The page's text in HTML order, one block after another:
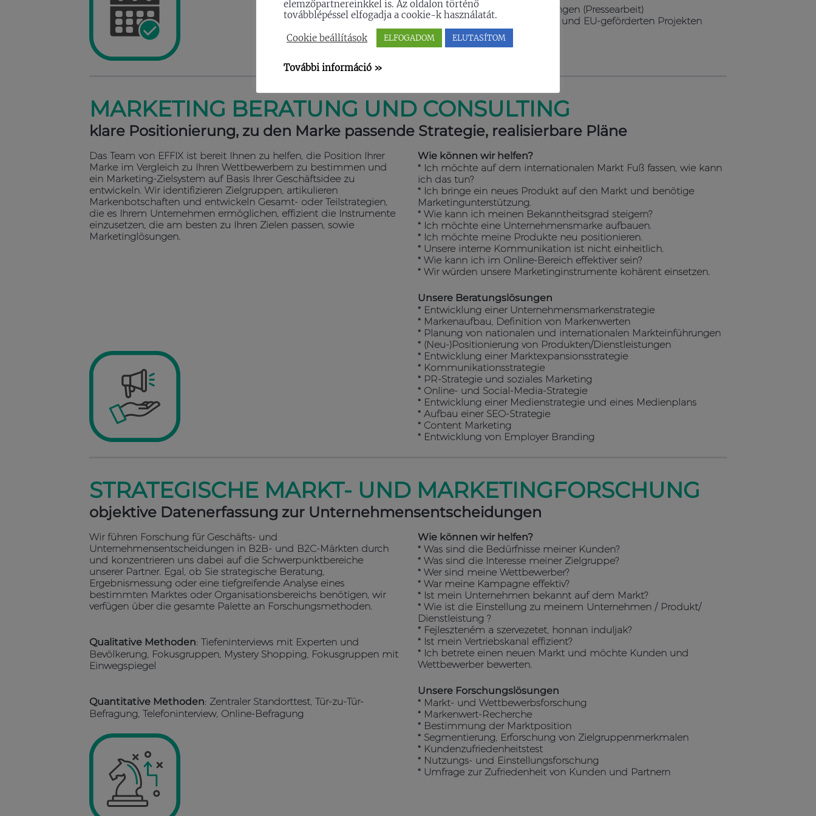
* Organisation von Veranstaltungen (Pressearbeit)
* Verbreitung von inländischen und EU-geförderten Projekten
* Werbegeschenke
* Kreative Imageträger
MARKETING BERATUNG UND CONSULTING
klare Positionierung, zu den Marke passende Strategie, realisierbare Pläne
Das Team von EFFIX ist bereit Ihnen zu helfen, die Position Ihrer
Marke im Vergleich zu Ihren Wettbewerbern zu bestimmen und
ein Marketing-Zielsystem auf Basis Ihrer Geschäftsidee zu
entwickeln. Wir identifizieren Zielgruppen, artikulieren
Markenbotschaften und entwickeln Gesamt- oder Teilstrategien,
die es Ihrem Unternehmen ermöglichen, effizient die Instrumente
einzusetzen, die am besten zu Ihren Zielen passen, sowie
Marketinglösungen.
Wie können wir helfen?
* Ich möchte auf dem internationalen Markt Fuß fassen, wie kann
ich das tun?
* Ich bringe ein neues Produkt auf den Markt und benötige
Marketingunterstützung.
* Wie kann ich meinen Bekanntheitsgrad steigern?
* Ich möchte eine Unternehmensmarke aufbauen.
* Ich möchte meine Produkte neu positionieren.
* Unsere interne Kommunikation ist nicht einheitlich.
* Wie kann ich im Online-Bereich effektiver sein?
* Wir würden unsere Marketinginstrumente kohärent einsetzen.
Unsere Beratungslösungen
* Entwicklung einer Unternehmensmarkenstrategie
* Markenaufbau, Definition von Markenwerten
* Planung von nationalen und internationalen Markteinführungen
* (Neu-)Positionierung von Produkten/Dienstleistungen
* Entwicklung einer Marktexpansionsstrategie
* Kommunikationsstrategie
* PR-Strategie und soziales Marketing
* Online- und Social-Media-Strategie
* Entwicklung einer Medienstrategie und eines Medienplans
* Aufbau einer SEO-Strategie
* Content Marketing
* Entwicklung von Employer Branding
STRATEGISCHE MARKT- UND MARKETINGFORSCHUNG
objektive Datenerfassung zur Unternehmensentscheidungen
Wir führen Forschung für Geschäfts- und
Unternehmensentscheidungen in B2B- und B2C-Märkten durch
und konzentrieren uns dabei auf die Schwerpunktbereiche
unserer Partner. Egal, ob Sie strategische Beratung,
Ergebnismessung oder eine tiefgreifende Analyse eines
bestimmten Marktes oder Organisationsbereichs benötigen, wir
verfügen über die gesamte Palette an Forschungsmethoden.
Qualitative Methoden: Tiefeninterviews mit Experten und
Bevölkerung, Fokusgruppen, Mystery Shopping, Fokusgruppen mit
Einwegspiegel
Quantitative Methoden: Zentraler Standorttest, Tür-zu-Tür-
Befragung, Telefoninterview, Online-Befragung
Wie können wir helfen?
* Was sind die Bedürfnisse meiner Kunden?
* Was sind die Interesse meiner Zielgruppe?
* Wer sind meine Wettbewerber?
* War meine Kampagne effektiv?
* Ist mein Unternehmen bekannt auf dem Markt?
* Wie ist die Einstellung zu meinem Unternehmen / Produkt/
Dienstleistung ?
* Fejleszteném a szervezetet, honnan induljak?
* Ist mein Vertriebskanal effizient?
* Ich betrete einen neuen Markt und möchte Kunden und
Wettbewerber bewerten.
Unsere Forschungslösungen
* Markt- und Wettbewerbsforschung
* Markenwert-Recherche
* Bestimmung der Marktposition
* Segmentierung, Erforschung von Zielgruppenmerkmalen
* Kundenzufriedenheitstest
* Nutzungs- und Einstellungsforschung
* Umfrage zur Zufriedenheit von Kunden und Partnern
elemzőpartnereinkkel is. Az oldalon történő
továbblépéssel elfogadja a cookie-k használatát.
Cookie beállítások ELFOGADOM ELUTASÍTOM
További információ »